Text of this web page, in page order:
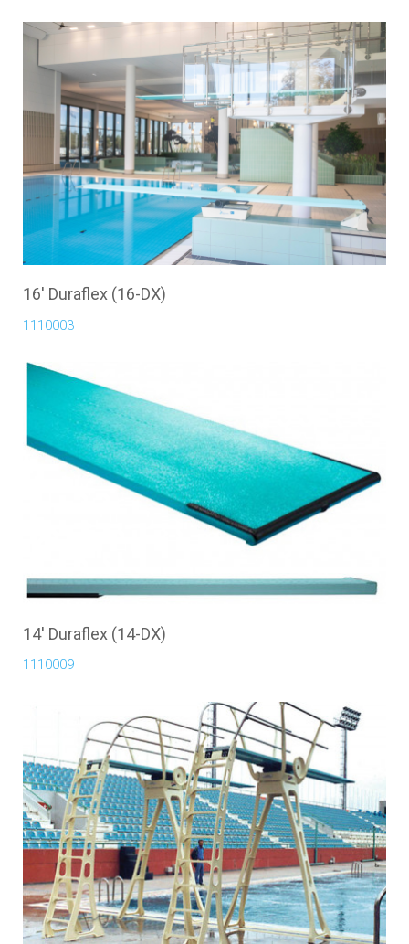
16' Duraflex (16-DX)
1110003
14' Duraflex (14-DX)
1110009